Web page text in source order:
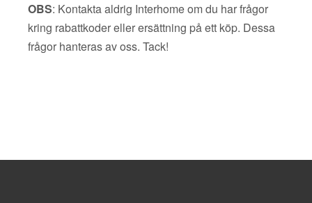
OBS: Kontakta aldrig Interhome om du har frågor
kring rabattkoder eller ersättning på ett köp. Dessa
frågor hanteras av oss. Tack!